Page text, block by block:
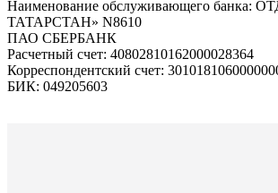
Наименование обслуживающего банка:
ТАТАРСТАН» N8610
ПАО СБЕРБАНК
Расчетный счет: 40802810162000028364
Корреспондентский счет:
БИК: 049205603